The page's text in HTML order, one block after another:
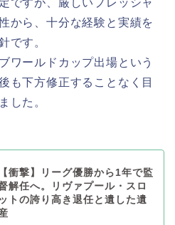
ですが、厳しいプレッシャ
から、十分な経験と実績を
です。
ワールドカップ出場という
も下方修正することなく目
した。
【衝撃】リーグ優勝から1年で監
解任へ。リヴァプール・スロ
ットの誇り高き退任と遺した遺